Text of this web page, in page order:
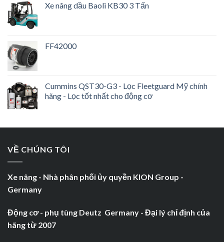
Xe nâng dầu Baoli KB30 3 Tấn
FF42000
Cummins QST30-G3 - Lọc Fleetguard Mỹ chính
hãng - Lọc tốt nhất cho động cơ
VỀ CHÚNG TÔI
Xe nâng - Nhà phân phối ủy quyền KION Group -
Germany
Động cơ - phụ tùng Deutz Germany - Đại lý chỉ định của
hãng từ 2007